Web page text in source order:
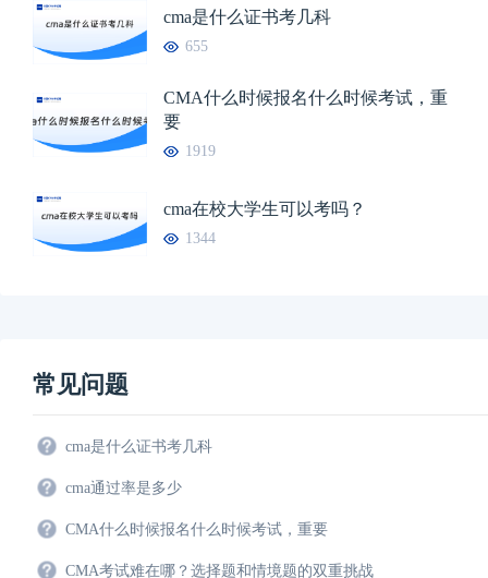
cma是什么证书考几科
655
CMA什么时候报名什么时候考试，重
要
1919
cma在校大学生可以考吗？
1344
常见问题
cma是什么证书考几科
cma通过率是多少
CMA什么时候报名什么时候考试，重要
CMA考试难在哪？选择题和情境题的双重挑战